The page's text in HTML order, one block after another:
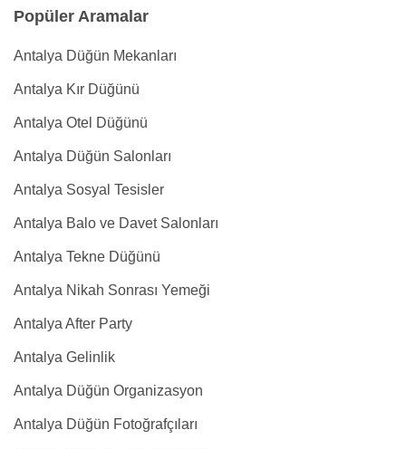
Popüler Aramalar
Antalya Düğün Mekanları
Antalya Kır Düğünü
Antalya Otel Düğünü
Antalya Düğün Salonları
Antalya Sosyal Tesisler
Antalya Balo ve Davet Salonları
Antalya Tekne Düğünü
Antalya Nikah Sonrası Yemeği
Antalya After Party
Antalya Gelinlik
Antalya Düğün Organizasyon
Antalya Düğün Fotoğrafçıları